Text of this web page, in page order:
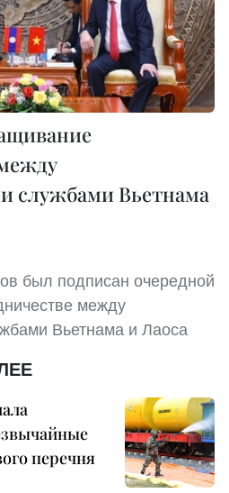
службами Вьетнама
был подписан очередной
между
Вьетнама и Лаоса
перечня